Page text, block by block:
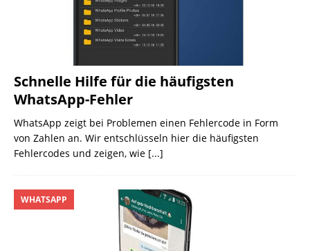
Schnelle Hilfe für die häufigsten
WhatsApp-Fehler
WhatsApp zeigt bei Problemen einen Fehlercode in Form
von Zahlen an. Wir entschlüsseln hier die häufigsten
Fehlercodes und zeigen, wie [...]
WHATSAPP